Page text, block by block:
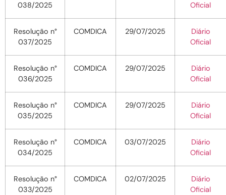
038/2025
Oficial
Resolução n°
037/2025
COMDICA 29/07/2025
Diário
Oficial
Resolução n°
036/2025
COMDICA 29/07/2025
Diário
Oficial
Resolução n°
035/2025
COMDICA 29/07/2025
Diário
Oficial
Resolução n°
034/2025
COMDICA 03/07/2025
Diário
Oficial
Resolução n°
033/2025
COMDICA 02/07/2025
Diário
Oficial